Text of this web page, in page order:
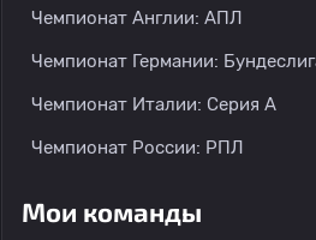
Чемпионат Англии: АПЛ
Чемпионат Германии:
Чемпионат Италии: Серия А
Чемпионат России: РПЛ
Мои команды